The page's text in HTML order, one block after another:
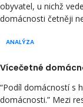
ANALÝZA
obyvatel, u nichž
domácnosti četněji
Vícečetné
“Podíl domácností s
domácnosti.” Mezi